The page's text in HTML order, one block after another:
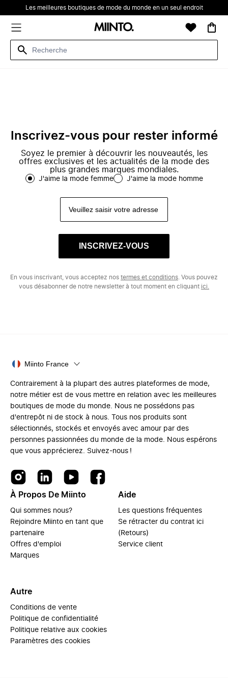
Les meilleures boutiques de mode du monde en un seul endroit
Inscrivez-vous pour rester informé
Soyez le premier à découvrir les nouveautés, les
offres exclusives et les actualités de la mode des
plus grandes marques mondiales.
J'aime la mode femme J'aime la mode homme
INSCRIVEZ-VOUS
En vous inscrivant, vous acceptez nos termes et conditions . Vous pouvez
vous désabonner de notre newsletter à tout moment en cliquant ici.
Miinto France
Contrairement à la plupart des autres plateformes de mode,
notre métier est de vous mettre en relation avec les meilleures
boutiques de mode du monde. Nous ne possédons pas
d'entrepôt ni de stock à nous. Tous nos produits sont
sélectionnés, stockés et envoyés avec amour par des
personnes passionnées du monde de la mode. Nous espérons
que vous apprécierez. Suivez-nous !
À Propos De Miinto
Qui sommes nous?
Rejoindre Miinto en tant que
partenaire
Offres d'emploi
Marques
Aide
Les questions fréquentes
Se rétracter du contrat ici
(Retours)
Service client
Autre
Conditions de vente
Politique de confidentialité
Politique relative aux cookies
Paramètres des cookies